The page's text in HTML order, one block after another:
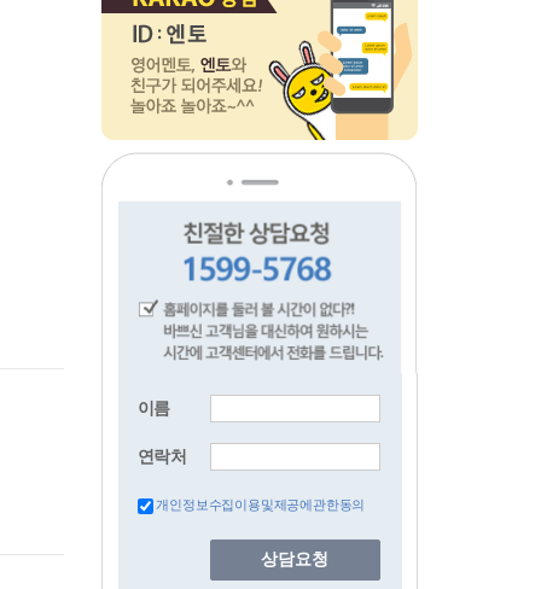
이름
연락처
개인정보수집이용및제공에관한동의
상담요청